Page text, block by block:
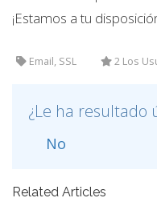
¡Estamos a tu
Email, SSL 2 Los
¿Le ha resultado
No
Related Articles